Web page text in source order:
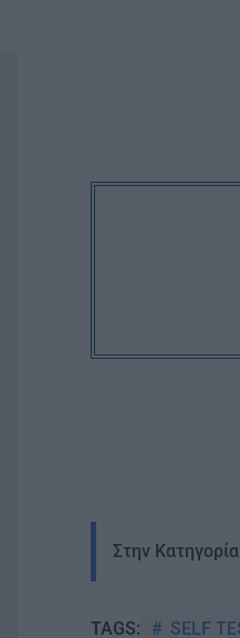
Στην
TAGS: SELF